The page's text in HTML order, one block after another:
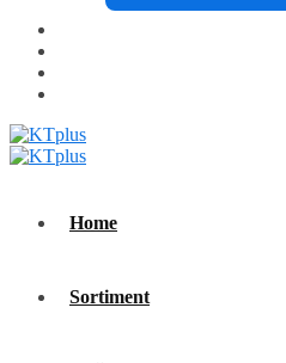
Home
Sortiment